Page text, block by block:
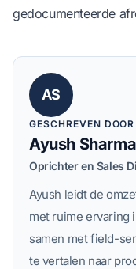
gedocumenteerde
AS
GESCHREVEN DOOR
Ayush Sharma
Oprichter en Sales
Ayush leidt de
met ruime ervaring
samen met field-
te vertalen naar